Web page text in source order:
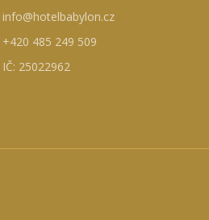
info@hotelbabylon.cz
+420 485 249 509
IČ: 25022962